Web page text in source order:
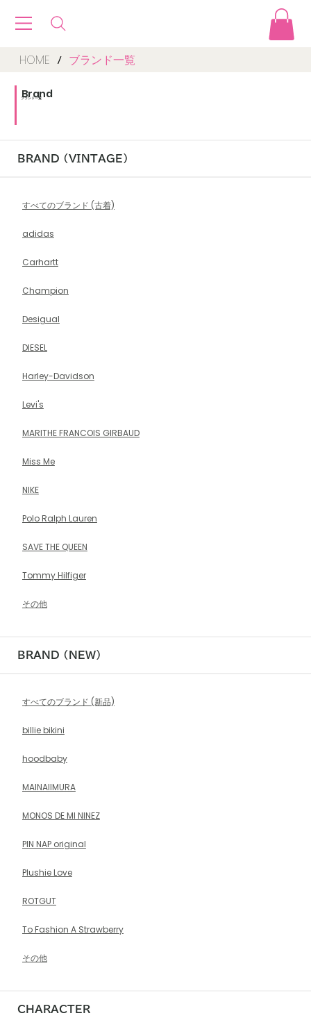
HOME / ブランド一覧
Brand
​ブランド一覧
BRAND (VINTAGE)
すべてのブランド (古着)
adidas
Carhartt
Champion
Desigual
DIESEL
Harley-Davidson
Levi's
MARITHE FRANCOIS GIRBAUD
Miss Me
NIKE
Polo Ralph Lauren
SAVE THE QUEEN
Tommy Hilfiger
その他
BRAND (NEW)
すべてのブランド (新品)
billie bikini
hoodbaby
MAINAIIMURA
MONOS DE MI NINEZ
PIN NAP original
Plushie Love
ROTGUT
To Fashion A Strawberry
その他
CHARACTER